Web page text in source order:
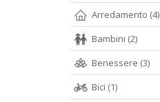
Arredamento (4)
Bambini (2)
Benessere (3)
Bici (1)